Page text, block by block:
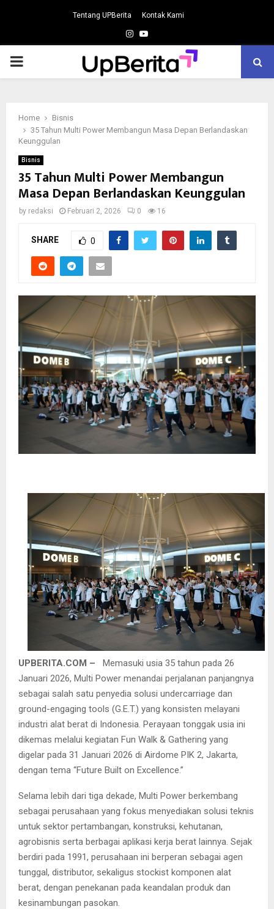
Tentang UPBerita Kontak Kami
Instagram
Youtube
PRIMARY
Home
Bisnis
35 Tahun Multi Power Membangun Masa Depan Berlandaskan
Keunggulan
Bisnis
35 Tahun Multi Power Membangun
Masa Depan Berlandaskan Keunggulan
by redaksi Februari 2, 2026 0 16
SHARE 0
UPBERITA.COM –
Memasuki usia 35 tahun pada 26
Januari 2026, Multi Power menandai perjalanan panjangnya
sebagai salah satu penyedia solusi undercarriage dan
ground-engaging tools (G.E.T.) yang konsisten melayani
industri alat berat di Indonesia. Perayaan tonggak usia ini
dikemas melalui kegiatan Fun Walk & Gathering yang
digelar pada 31 Januari 2026 di Airdome PIK 2, Jakarta,
dengan tema “Future Built on Excellence.”
Selama lebih dari tiga dekade, Multi Power berkembang
sebagai perusahaan yang fokus menyediakan solusi teknis
untuk sektor pertambangan, konstruksi, kehutanan,
agrobisnis serta berbagai aplikasi kerja berat lainnya. Sejak
berdiri pada 1991, perusahaan ini berperan sebagai agen
tunggal, distributor, sekaligus stockist komponen alat
berat, dengan penekanan pada keandalan produk dan
kesinambungan pasokan.